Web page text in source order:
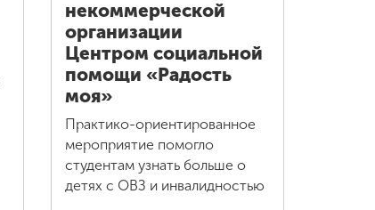
некоммерческой
организации
Центром социальной
помощи «Радость
моя»
Практико-ориентированное
мероприятие помогло
студентам узнать больше о
детях с ОВЗ и инвалидностью